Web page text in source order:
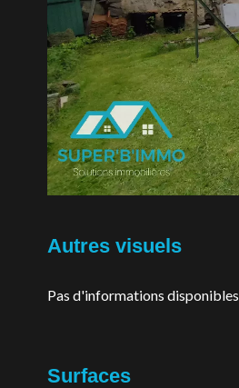
Autres visuels
Pas d'informations disponibles
Surfaces